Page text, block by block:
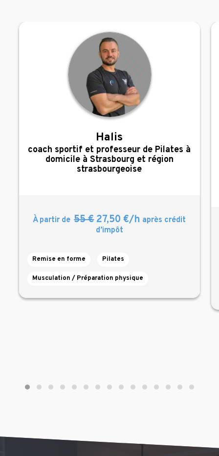
Halis
,
coach sportif et professeur de Pilates à
domicile à Strasbourg et région
strasbourgeoise
À partir de 55 €27,50 €/h après crédit
d’impôt
Remise en forme Pilates
Musculation / Préparation physique